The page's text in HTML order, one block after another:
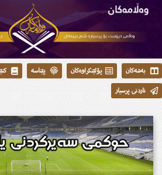
بەشەکان پۆلێنکراوەکان پێناسە
ناردنی پرسیار